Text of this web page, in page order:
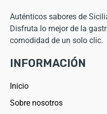
Auténticos sabores de
Disfruta lo mejor de la
comodidad de un solo clic.
INFORMACIÓN
Inicio
Sobre nosotros